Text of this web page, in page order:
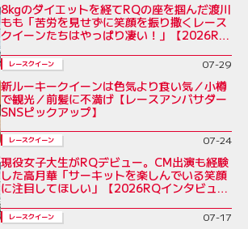
8kgのダイエットを経てRQの座を掴んだ渡川
もも「苦労を見せずに笑顔を振り撒くレース
クイーンたちはやっぱり凄い！」【2026RQ
レースクイーン 07-29
新ルーキークイーンは色気より食い気／小樽
で観光／前髪に不満げ【レースアンバサダー
SNSピックアップ】
レースクイーン 07-24
現役女子大生がRQデビュー。CM出演も経験
した高月華「サーキットを楽しんでいる笑顔
に注目してほしい」【2026RQインタビュー
レースクイーン 07-17